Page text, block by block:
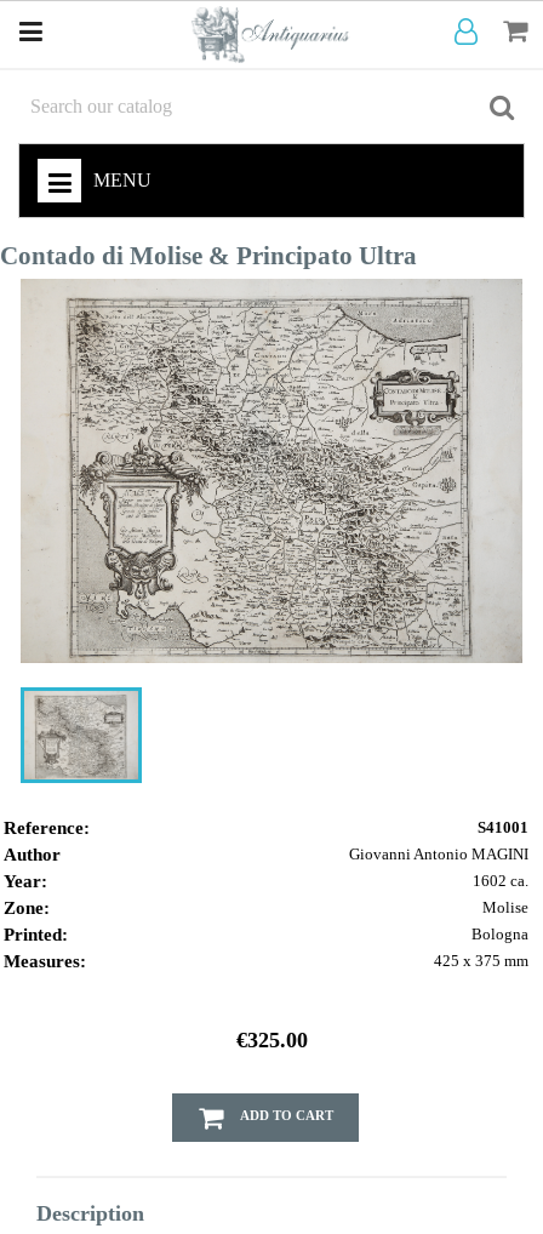
MENU
Contado di Molise & Principato Ultra
Reference: S41001
Author Giovanni Antonio MAGINI
Year: 1602 ca.
Zone: Molise
Printed: Bologna
Measures: 425 x 375 mm
€325.00
ADD TO CART
Description